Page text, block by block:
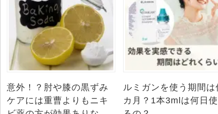
意外！？肘や膝の黒ずみ
ケアには重曹よりもニキ
ルミガンを使う期間は
カ月？1本3mlは何日